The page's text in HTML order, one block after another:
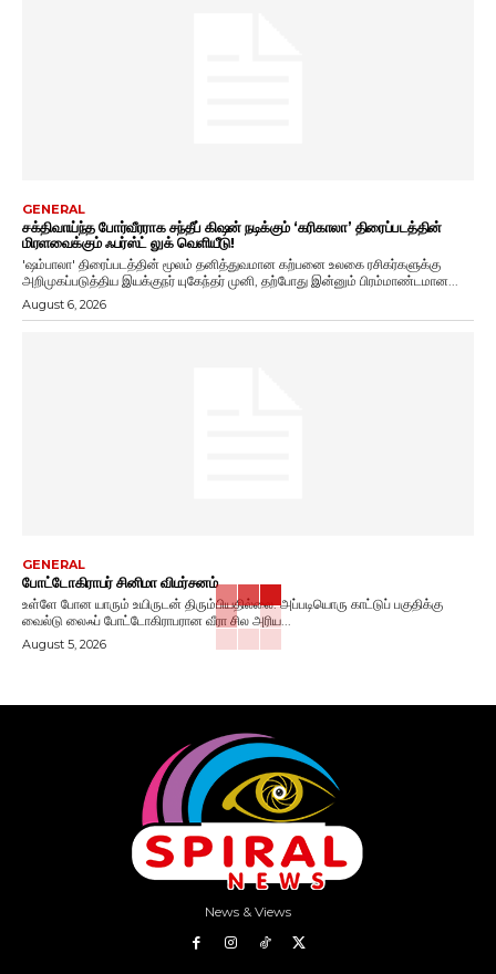
GENERAL
சக்திவாய்ந்த போர்வீரராக சந்தீப் கிஷன் நடிக்கும் ‘கரிகாலா’ திரைப்படத்தின்
மிரளவைக்கும் ஃபர்ஸ்ட் லுக் வெளியீடு!
'ஷம்பாலா' திரைப்படத்தின் மூலம் தனித்துவமான கற்பனை உலகை ரசிகர்களுக்கு
அறிமுகப்படுத்திய இயக்குநர் யுகேந்தர் முனி, தற்போது இன்னும் பிரம்மாண்டமான...
August 6, 2026
GENERAL
போட்டோகிராபர் சினிமா விமர்சனம்
உள்ளே போன யாரும் உயிருடன் திரும்பியதில்லை. அப்படியொரு காட்டுப் பகுதிக்கு
வைல்டு லைஃப் போட்டோகிராபரான வீரா சில அரிய...
August 5, 2026
News & Views